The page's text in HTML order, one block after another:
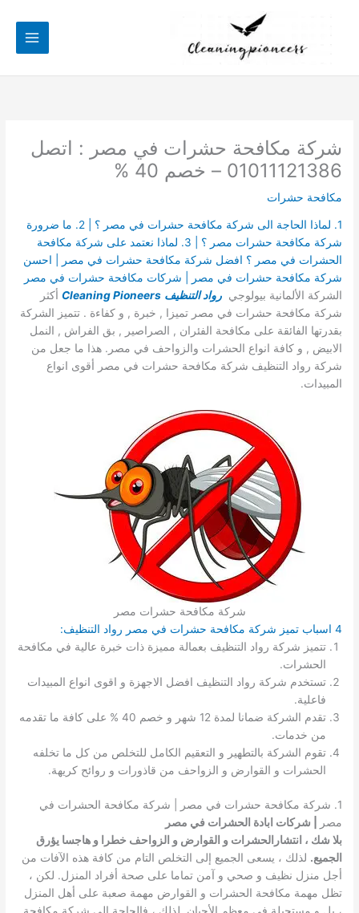
شركة مكافحة حشرات في مصر : اتصل
01011121386 – خصم 40 %
مكافحة حشرات
1. لماذا الحاجة الى شركة مكافحة حشرات في مصر ؟ | 2. ما ضرورة
شركة مكافحة حشرات مصر ؟ | 3. لماذا نعتمد على شركة مكافحة
الحشرات في مصر ؟ افضل شركة مكافحة حشرات في مصر | احسن
شركة مكافحة حشرات في مصر | شركات مكافحة حشرات في مصر
الشركة الألمانية بيولوجيرواد التنظيف Cleaning Pioneers أكثر
شركة مكافحة حشرات في مصر تميزا , خبرة , و كفاءة . تتميز الشركة
بقدرتها الفائقة على مكافحة الفئران , الصراصير , بق الفراش , النمل
الابيض , و كافة انواع الحشرات والزواحف في مصر. هذا ما جعل من
شركة رواد التنظيف شركة مكافحة حشرات في مصر أقوى انواع
المبيدات.
شركة مكافحة حشرات مصر
4 اسباب تميز شركة مكافحة حشرات في مصر رواد التنظيف:
تتميز شركة رواد التنظيف بعمالة مميزة ذات خبرة عالية في مكافحة
الحشرات.
تستخدم شركة رواد التنظيف افضل الاجهزة و اقوى انواع المبيدات
فاعلية.
تقدم الشركة ضمانا لمدة 12 شهر و خصم 40 % على كافة ما تقدمه
من خدمات.
تقوم الشركة بالتطهير و التعقيم الكامل للتخلص من كل ما تخلفه
الحشرات و القوارض و الزواحف من قاذورات و روائح كريهة.
1. شركة مكافحة حشرات في مصر | شركة مكافحة الحشرات في
مصر
| شركات ابادة الحشرات في مصر
بلا شك ، انتشارالحشرات و القوارض و الزواحف خطرا و هاجسا يؤرق
الجميع. لذلك ، يسعى الجميع إلى التخلص التام من كافة هذه الآفات من
أجل منزل نظيف و صحي و آمن تماما على صحة أفراد المنزل. لكن ،
تظل مهمة مكافحة الحشرات و القوارض مهمة صعبة على أهل المنزل
، بل و مستحيلة في معظم الأحيان. لذلك ، فالحاجة إلى شركة مكافحة